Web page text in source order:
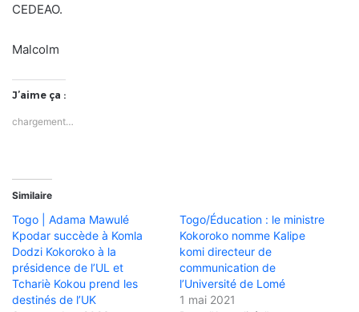
CEDEAO.
Malcolm
J’aime ça :
chargement…
Similaire
Togo | Adama Mawulé
Kpodar succède à Komla
Dodzi Kokoroko à la
présidence de l’UL et
Tchariè Kokou prend les
destinés de l’UK
Togo/Éducation : le ministre
Kokoroko nomme Kalipe
komi directeur de
communication de
l’Université de Lomé
1 mai 2021